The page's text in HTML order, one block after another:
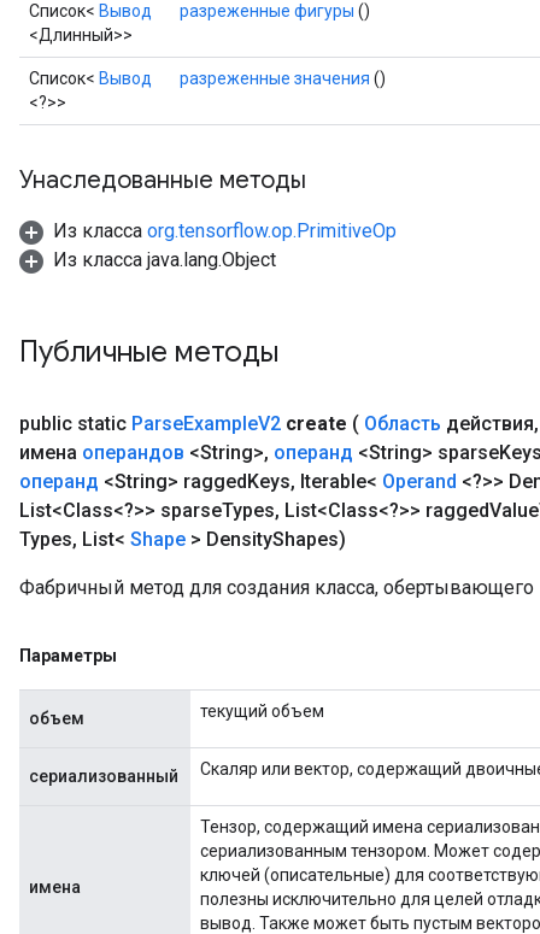
Список< Вывод
<Длинный>>
разреженные фигуры ()
Список< Вывод
<?>>
разреженные значения ()
Унаследованные методы
Из класса org.tensorflow.op.PrimitiveOp
Из класса java.lang.Object
Публичные методы
public static ParseExampleV2 create ( Область действия,
имена операндов <String>, операнд <String> sparse
операнд <String> raggedKeys, Iterable< Operand <?>>
List<Class<?>> sparseTypes, List<Class<?>> raggedValue
Types, List< Shape > DensityShapes)
Фабричный метод для создания класса,
Параметры
объем текущий объем
сериализованный Скаляр или вектор, содержащий
имена
Тензор, содержащий имена
сериализованным тензором. Может
ключей (описательные) для
полезны исключительно для целей
вывод. Также может быть пустым